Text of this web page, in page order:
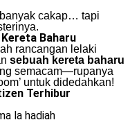
cakap… tapi
Kereta Baharu
rancangan lelaki
sebuah kereta baharu
semacam—rupanya
untuk didedahkan!
Terhibur
la hadiah